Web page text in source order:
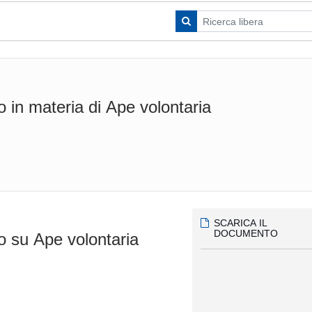
in materia di Ape volontaria
su Ape volontaria
SCARICA IL
DOCUMENTO